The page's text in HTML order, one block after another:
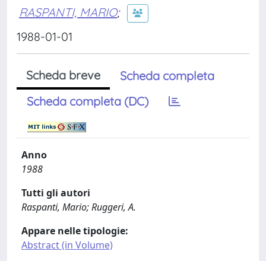
RASPANTI, MARIO;
1988-01-01
Scheda breve
Scheda completa
Scheda completa (DC)
Anno
1988
Tutti gli autori
Raspanti, Mario; Ruggeri, A.
Appare nelle tipologie:
Abstract (in Volume)